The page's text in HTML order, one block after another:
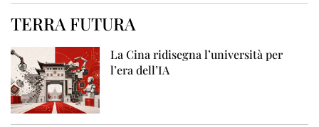
TERRA FUTURA
La Cina ridisegna l’università per
l’era dell’IA